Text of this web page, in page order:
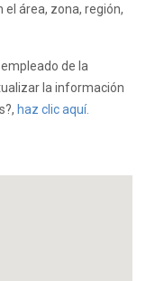
área, zona, región,
de la
la información
haz clic aquí.